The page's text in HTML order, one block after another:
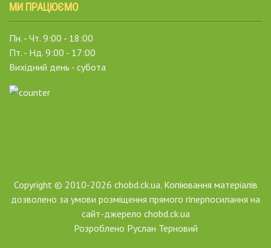
МИ ПРАЦЮЄМО
Пн. - Чт. 9:00 - 18:00
Пт. - Нд. 9:00 - 17:00
Вихідний день - субота
Copyright © 2010-2026 chobd.ck.ua. Копіювання матеріалів
дозволено за умови розміщення прямого гіперпосилання на
сайт-джерело chobd.ck.ua
Розроблено Руслан Терновий